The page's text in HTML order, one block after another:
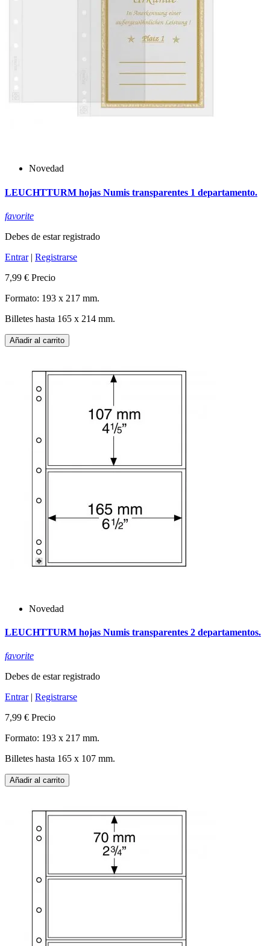
Novedad
LEUCHTTURM hojas Numis transparentes 1 departamento.
favorite
Debes de estar registrado
Entrar| Registrarse
7,99 € Precio
Formato: 193 x 217 mm.
Billetes hasta 165 x 214 mm.
Añadir al carrito
Novedad
LEUCHTTURM hojas Numis transparentes 2 departamentos.
favorite
Debes de estar registrado
Entrar| Registrarse
7,99 € Precio
Formato: 193 x 217 mm.
Billetes hasta 165 x 107 mm.
Añadir al carrito